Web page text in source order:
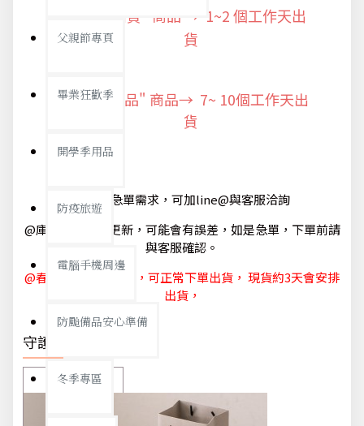
父親節專頁
畢業狂歡季
開學季用品
防疫旅遊
電腦手機周邊
防颱備品安心準備
冬季專區
"快速出貨" 商品 → 1~2 個工作天出
貨
"預購商品" 商品→ 7~ 10個工作天出
貨
@如有急單需求，可加line@與客服洽詢
@庫存狀態隨時更新，可能會有誤差，如是急單，下單前請
與客服確認。
@春節休節 1/29~2/6，可正常下單出貨， 現貨約3天會安排
出貨，
守護你我